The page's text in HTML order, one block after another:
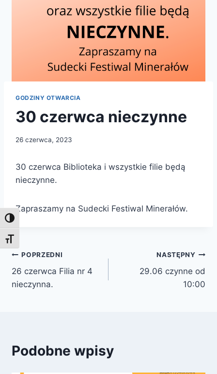
Toggle High Contrast
Toggle Font size
GODZINY OTWARCIA
30 czerwca nieczynne
26 czerwca, 2023
30 czerwca Biblioteka i wszystkie filie będą
nieczynne.
Zapraszamy na Sudecki Festiwal Minerałów.
Nawigacja
wpisu
POPRZEDNI
26 czerwca Filia nr 4
nieczynna.
NASTĘPNY
29.06 czynne od
10:00
Podobne wpisy